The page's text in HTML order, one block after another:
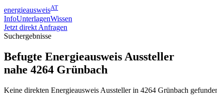
energieausweisAT
InfoUnterlagenWissen
Jetzt direkt Anfragen
Suchergebnisse
Befugte Energieausweis Aussteller
nahe 4264 Grünbach
Keine direkten Energieausweis Aussteller in 4264 Grünbach